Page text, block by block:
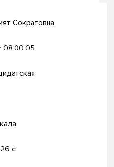
Сократовна
08.00.05
с.